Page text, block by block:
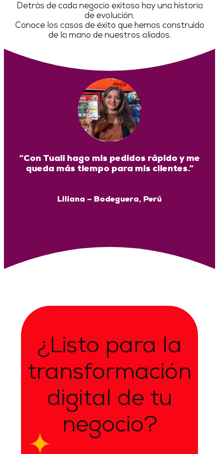
Detrás de cada negocio exitoso hay una historia
de evolución.
Conoce los casos de éxito que hemos construido
de la mano de nuestros aliados.
“Con Tuali hago mis pedidos rápido y me
queda más tiempo para mis clientes.”
Liliana – Bodeguera, Perú
¿Listo para la
transformación
digital de tu
negocio?